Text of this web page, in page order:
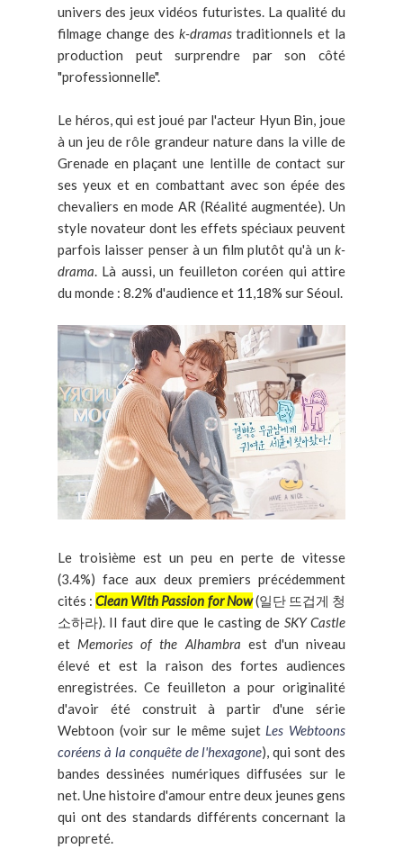
univers des jeux vidéos futuristes. La qualité du
filmage change des k-dramastraditionnels et la
production peut surprendre par son côté
"professionnelle".
Le héros, qui est joué par l'acteur Hyun Bin, joue
à un jeu de rôle grandeur nature dans la ville de
Grenade en plaçant une lentille de contact sur
ses yeux et en combattant avec son épée des
chevaliers en mode AR (Réalité augmentée). Un
style novateur dont les effets spéciaux peuvent
parfois laisser penser à un film plutôt qu'à un k-
drama. Là aussi, un feuilleton coréen qui attire
du monde : 8.2% d'audience et 11,18% sur Séoul.
Le troisième est un peu en perte de vitesse
(3.4%) face aux deux premiers précédemment
cités :Clean With Passion for Now(일단 뜨겁게 청
소하라). Il faut dire que le casting de SKY Castle
et Memories of the Alhambra est d'un niveau
élevé et est la raison des fortes audiences
enregistrées. Ce feuilleton a pour originalité
d'avoir été construit à partir d'une série
Webtoon (voir sur le même sujetLes Webtoons
coréens à la conquête de l'hexagone), qui sont des
bandes dessinées numériques diffusées sur le
net. Une histoire d'amour entre deux jeunes gens
qui ont des standards différents concernant la
propreté.